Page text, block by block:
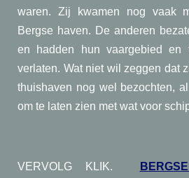
waren. Zij kwamen nog vaak
Bergse haven. De anderen
en hadden hun vaargebied en
verlaten. Wat niet wil zeggen dat
thuishaven nog wel bezochten,
om te laten zien met wat voor
VERVOLG KLIK.